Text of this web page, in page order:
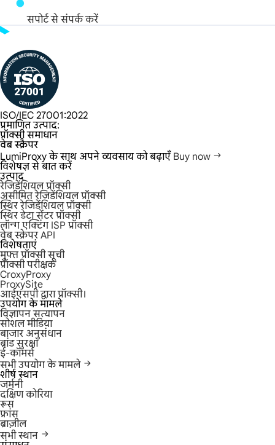
सपोर्ट से संपर्क करें
ISO/IEC 27001:2022
प्रमाणित उत्पाद:
प्रॉक्सी समाधान
वेब स्क्रैपर
LumiProxy के साथ अपने व्यवसाय को बढ़ाएँ Buy now
विशेषज्ञ से बात करें
उत्पाद
रेजिडेंशियल प्रॉक्सी
असीमित रेजिडेंशियल प्रॉक्सी
स्थिर रेजिडेंशियल प्रॉक्सी
स्थिर डेटा सेंटर प्रॉक्सी
लॉन्ग एक्टिंग ISP प्रॉक्सी
वेब स्क्रेपर API
विशेषताएं
मुफ्त प्रॉक्सी सूची
प्रॉक्सी परीक्षक
CroxyProxy
ProxySite
आईएसपी द्वारा प्रॉक्सी।
उपयोग के मामले
विज्ञापन सत्यापन
सोशल मीडिया
बाजार अनुसंधान
ब्रांड सुरक्षा
ई-कॉमर्स
सभी उपयोग के मामले
शीर्ष स्थान
जर्मनी
दक्षिण कोरिया
रूस
फ्रांस
ब्राज़ील
सभी स्थान